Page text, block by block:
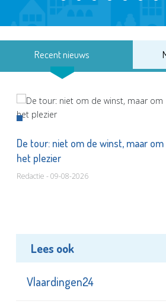
Recent nieuws
De tour: niet om de winst, maar om
het plezier
Redactie - 09-08-2026
Lees ook
Vlaardingen24